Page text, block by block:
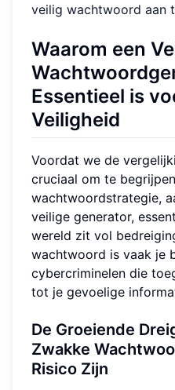
veilig wachtwoord aan
Waarom een
Essentieel is
Veiligheid
Voordat we de
cruciaal om te
wachtwoordstrategie,
veilige generator,
wereld zit vol
wachtwoord is vaak je
cybercriminelen die
tot je gevoelige
De Groeiende
Zwakke
Risico Zijn